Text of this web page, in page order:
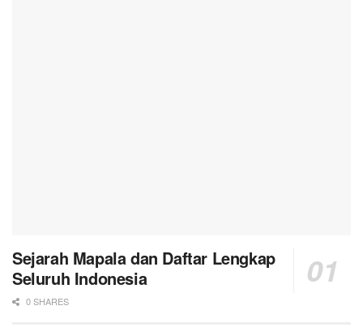
Sejarah Mapala dan Daftar Lengkap
Seluruh Indonesia
0 SHARES